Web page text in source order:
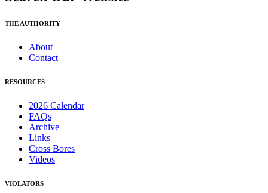
THE AUTHORITY
About
Contact
RESOURCES
2026 Calendar
FAQs
Archive
Links
Cross Bores
Videos
VIOLATORS